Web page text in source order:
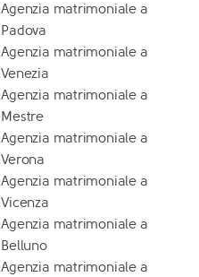
Agenzia matrimoniale a
Padova
Agenzia matrimoniale a
Venezia
Agenzia matrimoniale a
Mestre
Agenzia matrimoniale a
Verona
Agenzia matrimoniale a
Vicenza
Agenzia matrimoniale a
Belluno
Agenzia matrimoniale a